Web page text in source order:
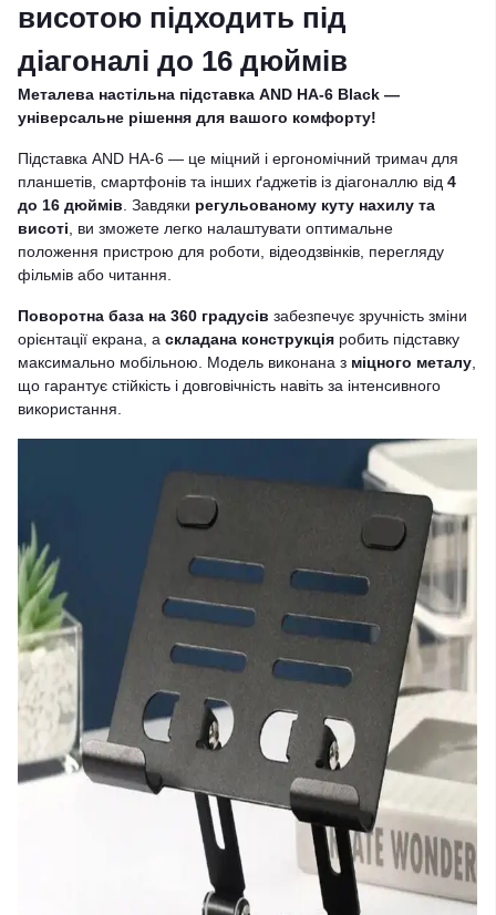
висотою підходить під
діагоналі до 16 дюймів
Металева настільна підставка AND HA-6 Black —
універсальне рішення для вашого комфорту!
Підставка AND HA-6 — це міцний і ергономічний тримач для
планшетів, смартфонів та інших ґаджетів із діагоналлю від 4
до 16 дюймів . Завдяки регульованому куту нахилу та
висоті , ви зможете легко налаштувати оптимальне
положення пристрою для роботи, відеодзвінків, перегляду
фільмів або читання.
Поворотна база на 360 градусів забезпечує зручність зміни
орієнтації екрана, а складана конструкція робить підставку
максимально мобільною. Модель виконана з міцного металу
що гарантує стійкість і довговічність навіть за інтенсивного
використання.